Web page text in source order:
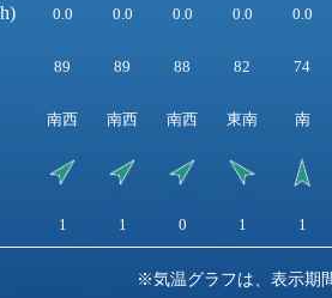
0.0 0.0 0.0 0.0 0.0
89 89 88 82 74
南西 南西 南西 東南 南
1 1 0 1 1
※気温グラフは、表示期